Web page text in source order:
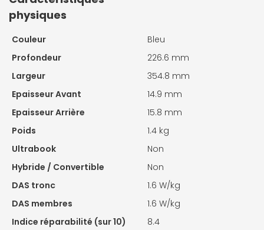
physiques
Couleur
Bleu
Profondeur
226.6 mm
Largeur
354.8 mm
Epaisseur Avant
14.9 mm
Epaisseur Arrière
15.8 mm
Poids
1.4 kg
Ultrabook
Non
Hybride / Convertible
Non
DAS tronc
1.6 W/kg
DAS membres
1.6 W/kg
Indice réparabilité (sur 10)
8.4